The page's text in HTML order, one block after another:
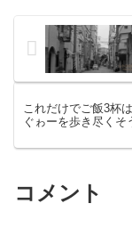
これだけでご飯3杯
ぐゎーを歩き尽くそ
コメント